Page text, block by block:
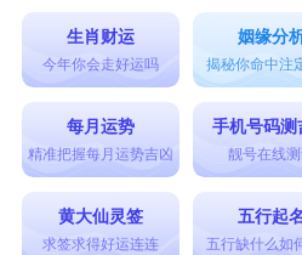
生肖财运
今年你会走好运吗
姻缘分
揭秘你命中注
每月运势
精准把握每月运势吉凶
手机号码测
靓号在线
黄大仙灵签
求签求得好运连连
五行起
五行缺什么如